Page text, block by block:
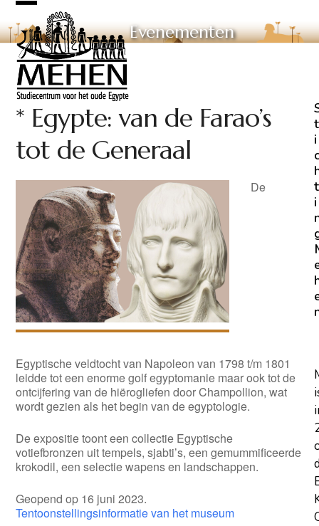
Skip
to
content
Open
mobile
menu
Close
mobile
menu
Evenementen
* Egypte: van de Farao’s
tot de Generaal
De
Egyptische veldtocht van Napoleon van 1798 t/m 1801
leidde tot een enorme golf egyptomanie maar ook tot de
ontcijfering van de hiërogliefen door Champollion, wat
wordt gezien als het begin van de egyptologie.
De expositie toont een collectie Egyptische
votiefbronzen uit tempels, sjabti’s, een gemummificeerde
krokodil, een selectie wapens en landschappen.
Geopend op 16 juni 2023.
Tentoonstellingsinformatie van het museum
t
i
t
i